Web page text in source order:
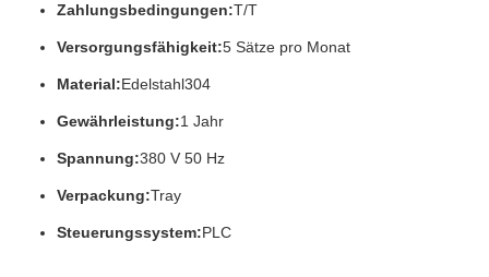
Zahlungsbedingungen:T/T
Versorgungsfähigkeit:5 Sätze pro Monat
Material:Edelstahl304
Gewährleistung:1 Jahr
Spannung:380 V 50 Hz
Verpackung:Tray
Steuerungssystem:PLC